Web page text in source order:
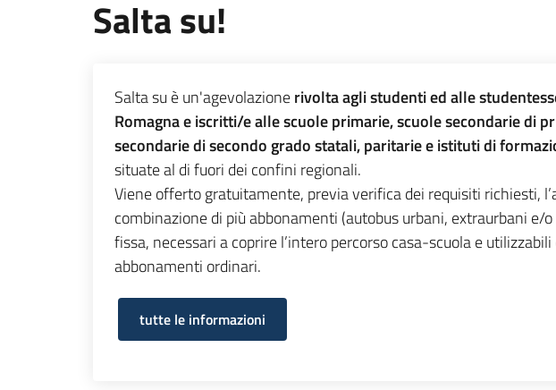
Salta su!
Salta su è un'agevolazionerivolta agli studenti ed alle
Romagna e iscritti/e alle scuole primarie, scuole secondarie di
secondarie di secondo grado statali, paritarie e istituti di
situate al di fuori dei confini regionali.
Viene offerto gratuitamente, previa verifica dei requisiti richiesti,
combinazione di più abbonamenti (autobus urbani, extraurbani e/
fissa, necessari a coprire l’intero percorso casa-scuola e
abbonamenti ordinari.
tutte le informazioni